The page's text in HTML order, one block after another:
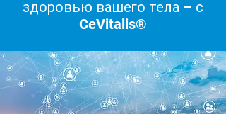
здоровью вашего тела – с
CeVitalis®